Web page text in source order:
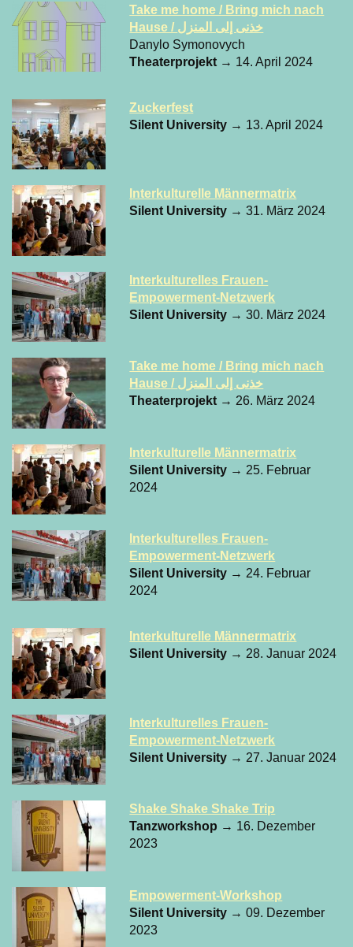
Take me home / Bring mich nach
Hause / خذنى إلى المنزل
Danylo Symonovych
Theaterprojekt → 14. April 2024
Zuckerfest
Silent University → 13. April 2024
Interkulturelle Männermatrix
Silent University → 31. März 2024
Interkulturelles Frauen-
Empowerment-Netzwerk
Silent University → 30. März 2024
Take me home / Bring mich nach
Hause / خذنى إلى المنزل
Theaterprojekt → 26. März 2024
Interkulturelle Männermatrix
Silent University → 25. Februar
2024
Interkulturelles Frauen-
Empowerment-Netzwerk
Silent University → 24. Februar
2024
Interkulturelle Männermatrix
Silent University → 28. Januar 2024
Interkulturelles Frauen-
Empowerment-Netzwerk
Silent University → 27. Januar 2024
Shake Shake Shake Trip
Tanzworkshop → 16. Dezember
2023
Empowerment-Workshop
Silent University → 09. Dezember
2023